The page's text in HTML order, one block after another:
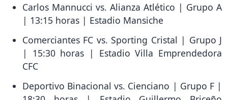
Carlos Mannucci vs. Alianza Atlético | Grupo A
| 13:15 horas | Estadio Mansiche
Comerciantes FC vs. Sporting Cristal | Grupo J
| 15:30 horas | Estadio Villa Emprendedora
CFC
Deportivo Binacional vs. Cienciano | Grupo F |